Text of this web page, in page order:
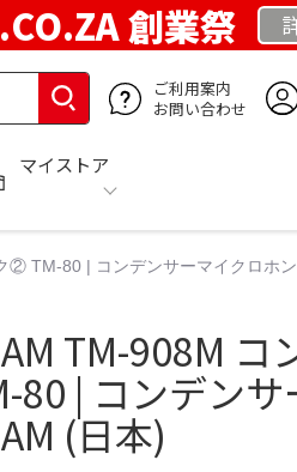
創業祭
ご利用案内
お問い合わせ
マイストア
② TM-80 | コンデンサーマイクロホ
TM-908M コ
| コンデンサ
(日本)